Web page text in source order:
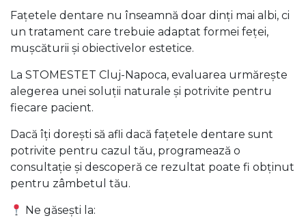
Fațetele dentare nu înseamnă doar dinți mai albi, ci
un tratament care trebuie adaptat formei feței,
mușcăturii și obiectivelor estetice.
La STOMESTET Cluj-Napoca, evaluarea urmărește
alegerea unei soluții naturale și potrivite pentru
fiecare pacient.
Dacă îți dorești să afli dacă fațetele dentare sunt
potrivite pentru cazul tău, programează o
consultație și descoperă ce rezultat poate fi obținut
pentru zâmbetul tău.
Ne găsești la: